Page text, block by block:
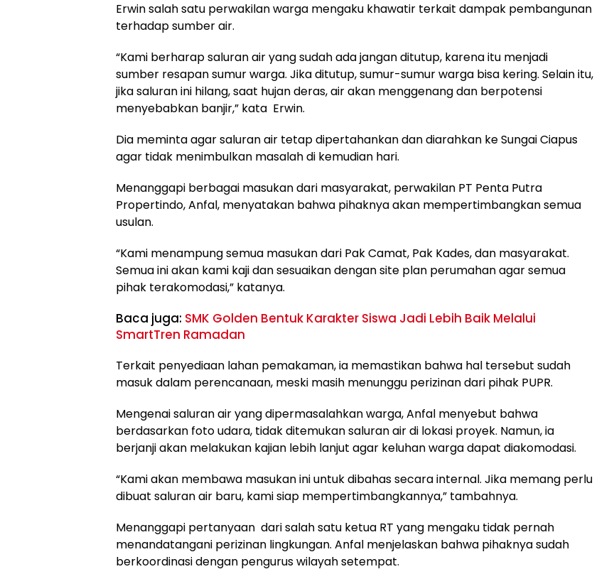
Erwin salah satu perwakilan warga mengaku khawatir terkait dampak pembangunan
terhadap sumber air.
“Kami berharap saluran air yang sudah ada jangan ditutup, karena itu menjadi
sumber resapan sumur warga. Jika ditutup, sumur-sumur warga bisa kering. Selain itu,
jika saluran ini hilang, saat hujan deras, air akan menggenang dan berpotensi
menyebabkan banjir,” kata Erwin.
Dia meminta agar saluran air tetap dipertahankan dan diarahkan ke Sungai Ciapus
agar tidak menimbulkan masalah di kemudian hari.
Menanggapi berbagai masukan dari masyarakat, perwakilan PT Penta Putra
Propertindo, Anfal, menyatakan bahwa pihaknya akan mempertimbangkan semua
usulan.
“Kami menampung semua masukan dari Pak Camat, Pak Kades, dan masyarakat.
Semua ini akan kami kaji dan sesuaikan dengan site plan perumahan agar semua
pihak terakomodasi,” katanya.
Baca juga: SMK Golden Bentuk Karakter Siswa Jadi Lebih Baik Melalui
SmartTren Ramadan
Terkait penyediaan lahan pemakaman, ia memastikan bahwa hal tersebut sudah
masuk dalam perencanaan, meski masih menunggu perizinan dari pihak PUPR.
Mengenai saluran air yang dipermasalahkan warga, Anfal menyebut bahwa
berdasarkan foto udara, tidak ditemukan saluran air di lokasi proyek. Namun, ia
berjanji akan melakukan kajian lebih lanjut agar keluhan warga dapat diakomodasi.
“Kami akan membawa masukan ini untuk dibahas secara internal. Jika memang perlu
dibuat saluran air baru, kami siap mempertimbangkannya,” tambahnya.
Menanggapi pertanyaan dari salah satu ketua RT yang mengaku tidak pernah
menandatangani perizinan lingkungan. Anfal menjelaskan bahwa pihaknya sudah
berkoordinasi dengan pengurus wilayah setempat.